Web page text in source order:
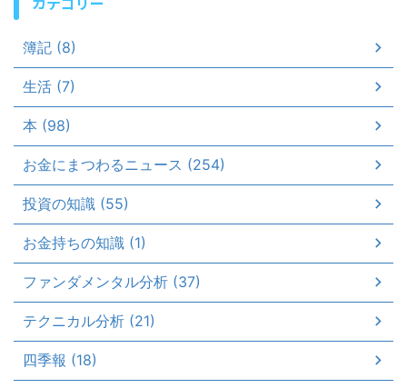
簿記 (8)
生活 (7)
本 (98)
お金にまつわるニュース (254)
投資の知識 (55)
お金持ちの知識 (1)
ファンダメンタル分析 (37)
テクニカル分析 (21)
四季報 (18)